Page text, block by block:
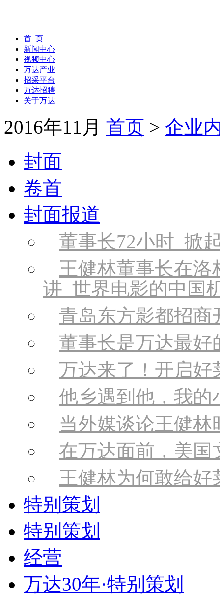
首 页
新闻中心
视频中心
万达产业
招采平台
万达招聘
关于万达
2016年11月 首页 > 企业
封面
卷首
封面报道
董事长72小时 掀
王健林董事长在
讲 世界电影的中国
青岛东方影都招
董事长是万达最好
万达来了！开启好
他乡遇到他，我的
当外媒谈论王健
在万达面前，美国
王健林为何敢给好
特别策划
特别策划
经营
万达30年·特别策划